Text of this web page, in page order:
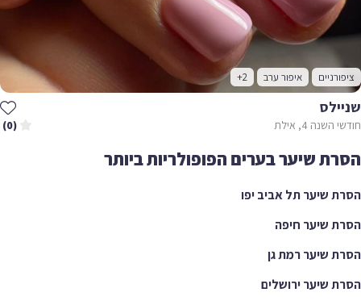
ציפורניים איפור ערב +2
שניילס
חודשי השנה 4, אילת (0)
הסרת שיער בערים הפופולריות ביותר
הסרת שיער תל אביב יפו
הסרת שיער חיפה
הסרת שיער רמת גן
הסרת שיער ירושלים